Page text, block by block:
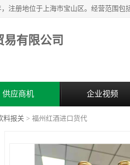
易有限公司
供应商机 企业视频
料报关 > 福州红酒进口货代